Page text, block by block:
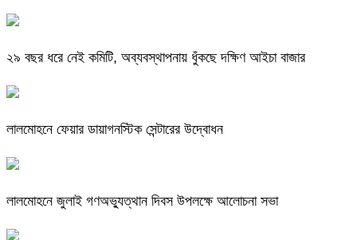
২৯ বছর ধরে নেই কমিটি, অব্যবস্থাপনায় ধুঁকছে দক্ষিণ আইচা বাজার
লালমোহনে ফেয়ার ডায়াগনস্টিক সেন্টারের উদ্বোধন
লালমোহনে জুলাই গণঅভ্যুত্থান দিবস উপলক্ষে আলোচনা সভা